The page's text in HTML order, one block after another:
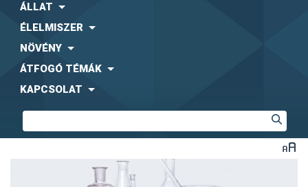
ÁLLAT
ÉLELMISZER
NÖVÉNY
ÁTFOGÓ TÉMÁK
KAPCSOLAT